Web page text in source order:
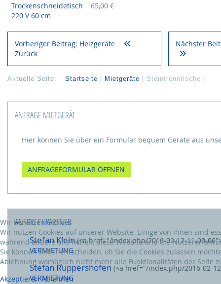
Trockenschneidetisch
220 V 60 cm
65,00 €
Vorheriger Beitrag: Heizgeräte
Zurück
Nächster
Aktuelle Seite: Startseite Mietgeräte Steintrenntische
ANFRAGE MIETGERÄT
Hier können Sie über ein Formular bequem Geräte aus
ANFRAGEFORMULAR ÖFFNEN
ANSPRECHPARTNER
Stefan Klein (<a href="/index.php/2016-02-12-11-00-
VERMIETUNG
Stefan Ruppershofen (<a href="/index.php/2016-02-
VERMIETUNG
Wir benutzen Cookies
Wir nutzen Cookies auf unserer Website. Einige von ihnen sind
während andere uns helfen, diese Website und die
Sie können selbst entscheiden, ob Sie die Cookies zulassen
Ablehnung womöglich nicht mehr alle Funktionalitäten der Seite
Akzeptieren Ablehnen